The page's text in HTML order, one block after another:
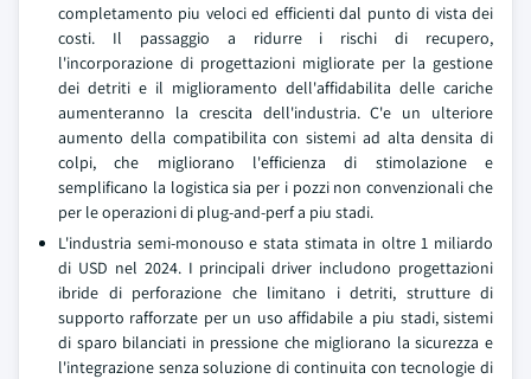
completamento piu veloci ed efficienti dal punto di vista dei
costi. Il passaggio a ridurre i rischi di recupero,
l'incorporazione di progettazioni migliorate per la gestione
dei detriti e il miglioramento dell'affidabilita delle cariche
aumenteranno la crescita dell'industria. C'e un ulteriore
aumento della compatibilita con sistemi ad alta densita di
colpi, che migliorano l'efficienza di stimolazione e
semplificano la logistica sia per i pozzi non convenzionali che
per le operazioni di plug-and-perf a piu stadi.
L'industria semi-monouso e stata stimata in oltre 1 miliardo
di USD nel 2024. I principali driver includono progettazioni
ibride di perforazione che limitano i detriti, strutture di
supporto rafforzate per un uso affidabile a piu stadi, sistemi
di sparo bilanciati in pressione che migliorano la sicurezza e
l'integrazione senza soluzione di continuita con tecnologie di